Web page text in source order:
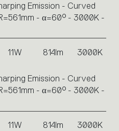
Emission - Curved
- α=60° - 3000K -
11W 814lm 3000K
Emission - Curved
- α=60° - 3000K -
11W 814lm 3000K